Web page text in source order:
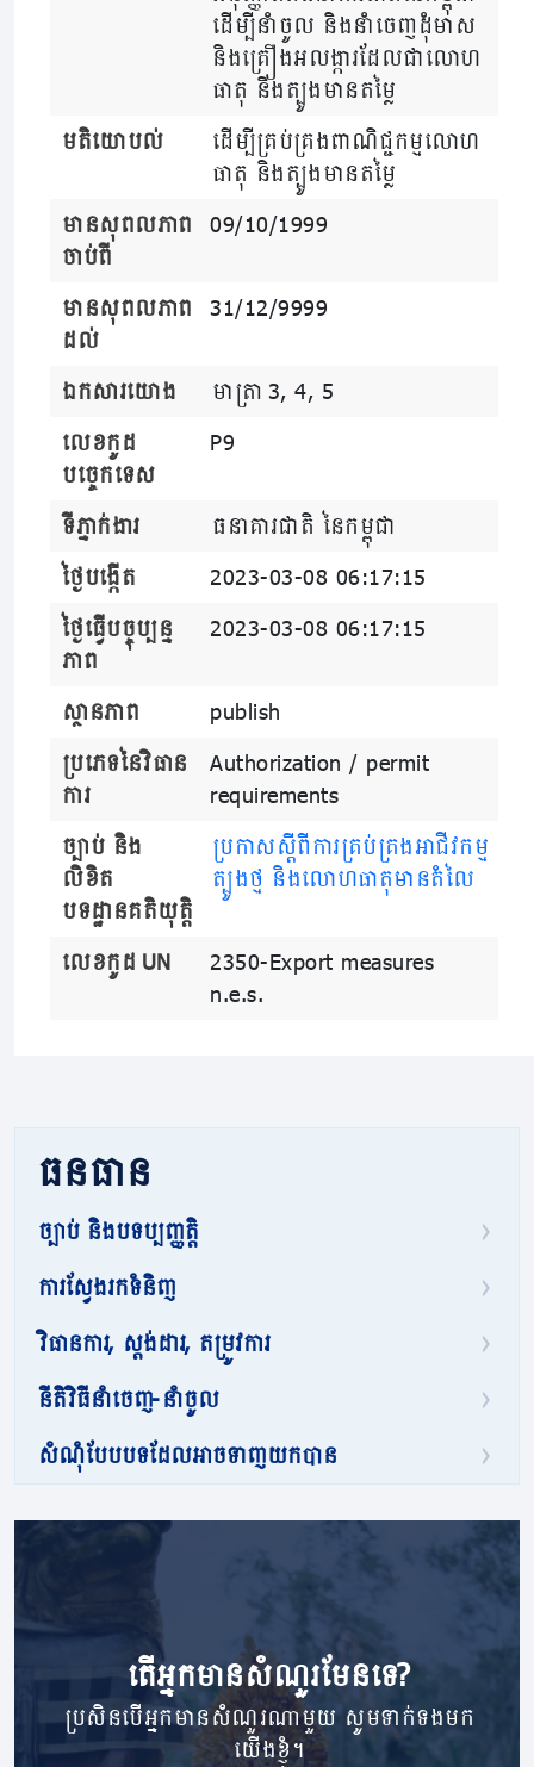
ដើម្បីនាំចូល និងនាំចេញដុំមាស
និងគ្រឿងអលង្ការដែលជាលោហ
ធាតុ និងត្បូងមានតម្លៃ
មតិយោបល់
ដើម្បីគ្រប់គ្រងពាណិជ្ជកម្មលោហ
ធាតុ និងត្បូងមានតម្លៃ
មានសុពលភាព
ចាប់ពី
09/10/1999
មានសុពលភាព
ដល់
31/12/9999
ឯកសារយោង
មាត្រា 3, 4, 5
លេខកូដ
បច្ចេកទេស
P9
ទីភ្នាក់ងារ
ធនាគារជាតិ នៃកម្ពុជា
ថ្ងៃបង្កើត
2023-03-08 06:17:15
ថ្ងៃធ្វើបច្ចុប្បន្ន
ភាព
2023-03-08 06:17:15
ស្ថានភាព
publish
ប្រភេទនៃវិធាន
ការ
Authorization / permit
requirements
ច្បាប់ និង
លិខិត
បទដ្ឋានគតិយុត្តិ
ប្រកាសស្តីពីការគ្រប់គ្រងអាជីវកម្ម
ត្បូងថ្ម និងលោហធាតុមានតំលៃ
លេខកូដ UN
2350-Export measures
n.e.s.
ធនធាន
ច្បាប់ និងបទប្បញ្ញត្តិ
ការស្វែងរកទំនិញ
វិធានការ, ស្តង់ដារ, តម្រូវការ
នីតិវិធីនាំចេញ-នាំចូល
សំណុំបែបបទដែលអាចទាញយកបាន
តើ​អ្នក​មាន​សំណួរ​មែនទេ?
ប្រសិនបើអ្នកមានសំណួរណាមួយ សូមទាក់ទងមក
យើងខ្ញុំ។